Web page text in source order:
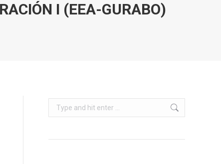
I (EEA-GURABO)
Search: